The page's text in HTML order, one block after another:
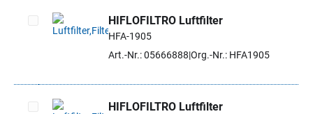
Artikel auswählen
HIFLOFILTRO Luftfilter
HFA-1905
Art.-Nr.: 05666888 Org.-Nr.: HFA1905
HIFLOFILTRO Luftfilter